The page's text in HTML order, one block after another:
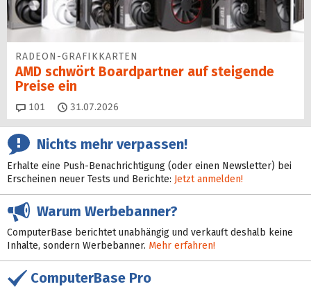
RADEON-GRAFIKKARTEN
AMD schwört Boardpartner auf steigende
Preise ein
101 Kommentare
31.07.2026
Nichts mehr verpassen!
Erhalte eine Push-Benachrichtigung (oder einen Newsletter) bei
Erscheinen neuer Tests und Berichte: Jetzt anmelden!
Warum Werbebanner?
ComputerBase berichtet unabhängig und verkauft deshalb keine
Inhalte, sondern Werbebanner. Mehr erfahren!
ComputerBase Pro